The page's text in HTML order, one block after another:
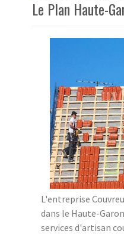
Le Plan Haute-
L'entreprise
dans le Haute-
services d'artisan